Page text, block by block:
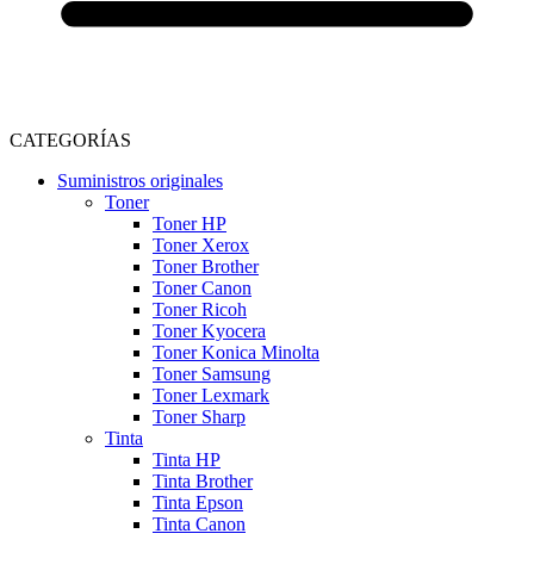
CATEGORÍAS
Suministros originales
Toner
Toner HP
Toner Xerox
Toner Brother
Toner Canon
Toner Ricoh
Toner Kyocera
Toner Konica Minolta
Toner Samsung
Toner Lexmark
Toner Sharp
Tinta
Tinta HP
Tinta Brother
Tinta Epson
Tinta Canon